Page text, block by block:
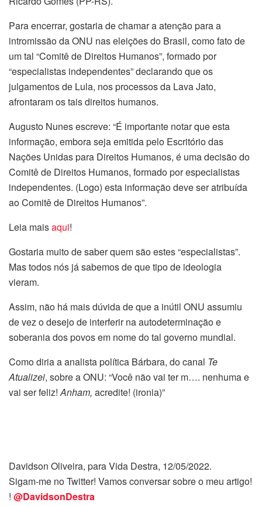
Para encerrar, gostaria de chamar a atenção para a
intromissão da ONU nas eleições do Brasil, como fato de
um tal “Comitê de Direitos Humanos”, formado por
“especialistas independentes” declarando que os
julgamentos de Lula, nos processos da Lava Jato,
afrontaram os tais direitos humanos.
Augusto Nunes escreve: “É importante notar que esta
informação, embora seja emitida pelo Escritório das
Nações Unidas para Direitos Humanos, é uma decisão do
Comitê de Direitos Humanos, formado por especialistas
independentes. (Logo) esta informação deve ser atribuída
ao Comitê de Direitos Humanos”.
Leia maisaqui!
Gostaria muito de saber quem são estes “especialistas”.
Mas todos nós já sabemos de que tipo de ideologia
vieram.
Assim, não há mais dúvida de que a inútil ONU assumiu
de vez o desejo de interferir na autodeterminação e
soberania dos povos em nome do tal governo mundial.
Como diria a analista política Bárbara, do canal Te
Atualizei, sobre a ONU: “Você não vai ter m…. nenhuma e
vai ser feliz!Anham, acredite! (ironia)”
Davidson Oliveira, para Vida Destra, 12/05/2022.
Sigam-me no Twitter! Vamos conversar sobre o meu artigo!
! @DavidsonDestra